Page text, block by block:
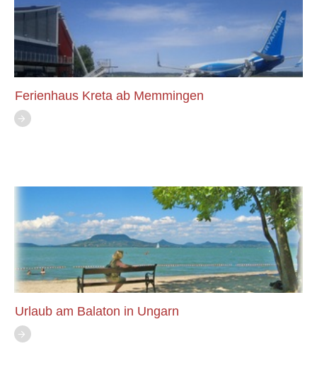
Ferienhaus Kreta ab Memmingen
Urlaub am Balaton in Ungarn